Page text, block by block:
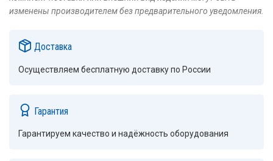
изменены производителем без предварительного уведомления.
Доставка
Осуществляем бесплатную доставку по России
Гарантия
Гарантируем качество и надёжность оборудования